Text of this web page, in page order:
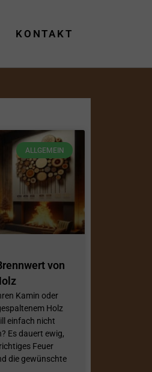
KONTAKT
ALLGEMEIN
von
Kamin oder
Holz
einfach nicht
Es dauert ewig,
Feuer
die gewünschte